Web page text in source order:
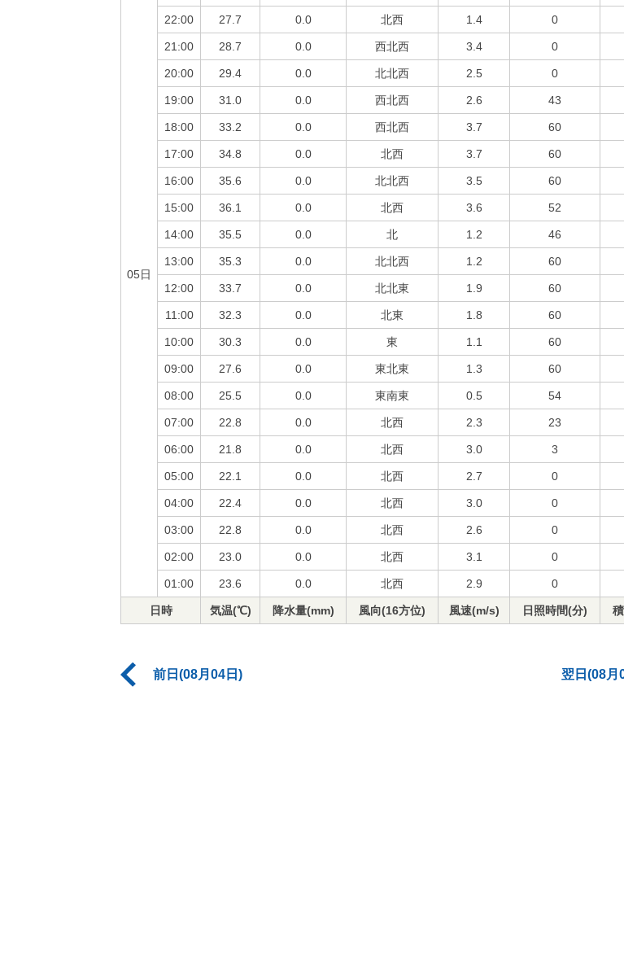
05日
22:00 27.7 0.0 北西 1.4 0
21:00 28.7 0.0 西北西 3.4 0
20:00 29.4 0.0 北北西 2.5 0
19:00 31.0 0.0 西北西 2.6 43
18:00 33.2 0.0 西北西 3.7 60
17:00 34.8 0.0 北西 3.7 60
16:00 35.6 0.0 北北西 3.5 60
15:00 36.1 0.0 北西 3.6 52
14:00 35.5 0.0 北 1.2 46
13:00 35.3 0.0 北北西 1.2 60
12:00 33.7 0.0 北北東 1.9 60
11:00 32.3 0.0 北東 1.8 60
10:00 30.3 0.0 東 1.1 60
09:00 27.6 0.0 東北東 1.3 60
08:00 25.5 0.0 東南東 0.5 54
07:00 22.8 0.0 北西 2.3 23
06:00 21.8 0.0 北西 3.0 3
05:00 22.1 0.0 北西 2.7 0
04:00 22.4 0.0 北西 3.0 0
03:00 22.8 0.0 北西 2.6 0
02:00 23.0 0.0 北西 3.1 0
01:00 23.6 0.0 北西 2.9 0
日時 気温(℃) 降水量(mm) 風向(16方位) 風速(m/s) 日照時間(分)
前日(08月04日) 翌日(08月